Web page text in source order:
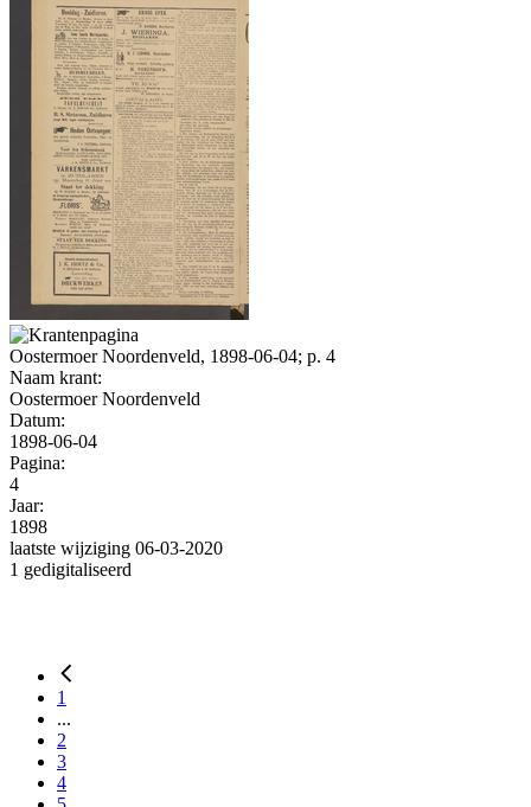
Oostermoer Noordenveld, 1898-06-04; p. 4
Naam krant:
Oostermoer Noordenveld
Datum:
1898-06-04
Pagina:
4
Jaar:
1898
laatste wijziging 06-03-2020
1 gedigitaliseerd
1
...
2
3
4